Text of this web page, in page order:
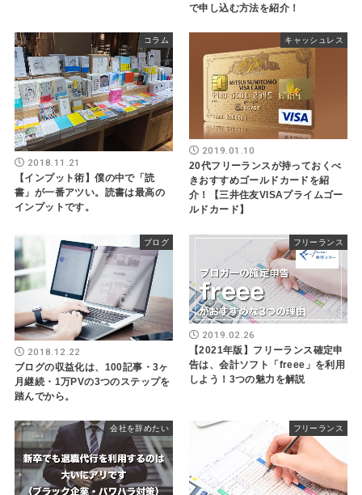
で申し込む方法を紹介！
コラム
2018.11.21
【インプット術】僕の中で「読
書」が一番アツい。読書は最高の
インプットです。
キャッシュレス
2019.01.10
20代フリーランスが持っておくべ
きおすすめゴールドカードを紹
介！【三井住友VISAプライムゴー
ルドカード】
ブログ
2018.12.22
ブログの収益化は、100記事・3ヶ
月継続・1万PVの3つのステップを
踏んでから。
フリーランス
2019.02.26
【2021年版】フリーランス確定申
告は、会計ソフト「freee」を利用
しよう！3つの魅力を解説
会社を辞めたい フリーランス